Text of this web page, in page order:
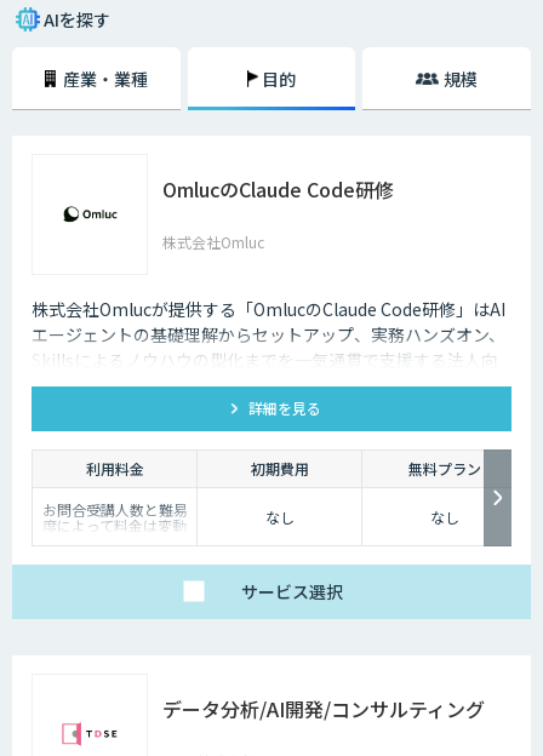
AIを探す
産業・業種 目的 規模
OmlucのClaude Code研修
株式会社Omluc
株式会社Omlucが提供する「OmlucのClaude Code研修」はAI
エージェントの基礎理解からセットアップ、実務ハンズオン、
Skillsによるノウハウの型化までを一気通貫で支援する法人向
け研修サービスです。
詳細を見る
利用料金 初期費用
無料プラン
お問合受講人数と難易
度によって料金は変動
いたします。
なし なし
サービス選択
データ分析/AI開発/コンサルティング